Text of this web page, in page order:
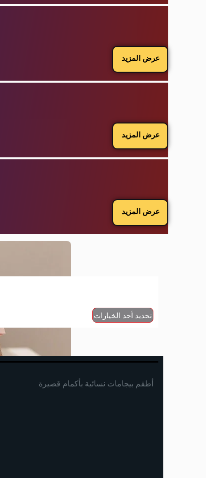
عرض المزيد
عرض المزيد
عرض المزيد
أطقم بيجامات نسائية بأكمام قصيرة
تحديد أحد الخيارات